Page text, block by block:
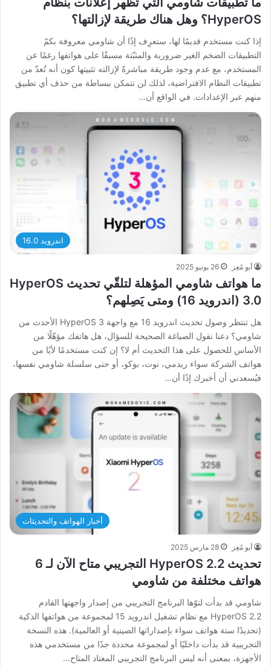
HyperOS؟ وهل هناك طريقة لإزالتها؟
إذا كنت مستخدم قديمًا لها، ستعرِف إذًا أن شاومي معروفة بكمّ
التطبيقات الضخم الغير ضرورية والمثبّتة مسبقًا على هواتفها رغمًا عن
المستخدم، مع عدم وجود طريقة مباشرةً لإزالته تثبيتها كون أنه تُعدّ من
تطبيقات النظام الافتراضية، لذلك لن تتمكن ببساطة من حذف أي تطبيق
منهم عبر الإعدادات. في الواقع أن…
اندرويد 16.0
أبو مُعِز 26 يونيو 2025
ما هواتف شاومي المؤهلة لتلقّي تحديث HyperOS
3.0 (اندرويد 16) ومتى يَصِلهم؟
هل تنتظر وصول تحديث اندرويد 16 مع واجهة HyperOS 3 الأحدث من
شاومي؟ دعنا نقول الصياغة الصحيحة للسؤال، هل هاتفك مؤهّلًا من
الأساس للحصول على هذا التحديث أم لا؟ إن كنت مستخدمًا لأيًا من
هواتف الشركة سواء ريدمي، نوت، بوكو، أو حتى سلسلة شاومي نفسها،
فيُسعدني أن أخبرك إذًا أن…
أخبار الهواتف والتحديثات
أبو مُعِز 28 مارس 2025
تحديث HyperOS 2.2 التجريبي متاح الآن لـ 6
هواتف مختلفة من شاومي
شاومي قد بدأت لتوّها البرنامج التجريبي من إصدار واجهتها القادم
HyperOS 2.2 مع نظام تشغيل اندرويد 15 لمجموعة من هواتفها الذكية
(تحديدًا ستة هواتف سواء بإصداراتها الصينية أو العالمية). هذه النسخة
التجريبية قد بدأت داخليًا أو لمجموعة محددة جدًا من مستخدمي هذه
الأجهزة، بمعنى أنه ليس البرنامج التجريبي المعتاد المتاح…